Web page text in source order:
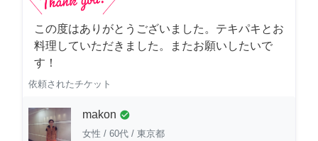
この度はありがとうございました。テキパキとお
料理していただきました。またお願いしたいで
す！
依頼されたチケット
makon check_circle
女性 / 60代 / 東京都